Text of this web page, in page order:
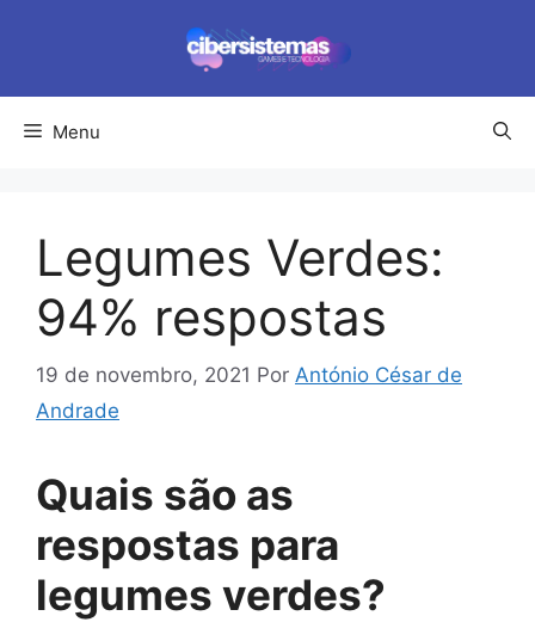
conteúdo
Menu
Legumes Verdes:
94% respostas
19 de novembro, 2021 Por António César de
Andrade
Quais são as
respostas para
legumes verdes?